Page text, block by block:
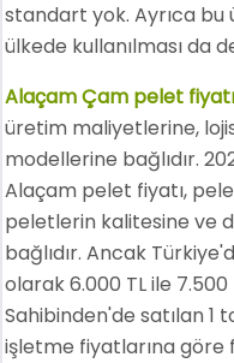
standart yok. Ayrıca bu
ülkede kullanılması da
Alaçam Çam pelet
üretim maliyetlerine,
modellerine bağlıdır.
Alaçam pelet fiyatı,
peletlerin kalitesine ve
bağlıdır. Ancak
olarak 6.000 TL ile
Sahibinden'de satılan 1
işletme fiyatlarına göre